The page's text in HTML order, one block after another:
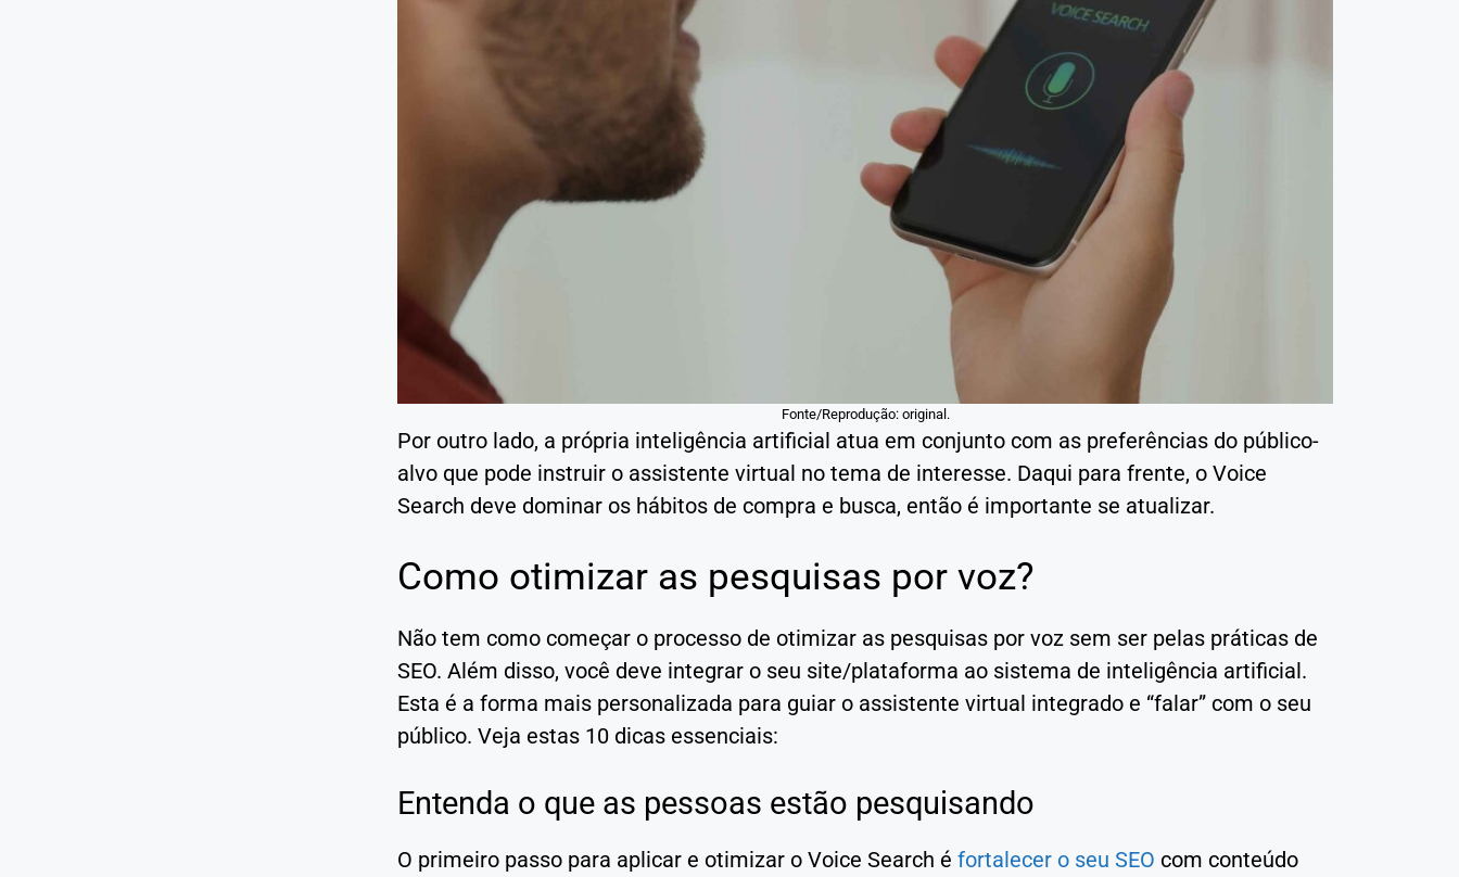
Fonte/Reprodução: original.
Por outro lado, a própria inteligência artificial atua em conjunto com as preferências do público-
alvo que pode instruir o assistente virtual no tema de interesse. Daqui para frente, o Voice
Search deve dominar os hábitos de compra e busca, então é importante se atualizar.
Como otimizar as pesquisas por voz?
Não tem como começar o processo de otimizar as pesquisas por voz sem ser pelas práticas de
SEO. Além disso, você deve integrar o seu site/plataforma ao sistema de inteligência artificial.
Esta é a forma mais personalizada para guiar o assistente virtual integrado e “falar” com o seu
público. Veja estas 10 dicas essenciais:
Entenda o que as pessoas estão pesquisando
O primeiro passo para aplicar e otimizar o Voice Search é fortalecer o seu SEO com conteúdo